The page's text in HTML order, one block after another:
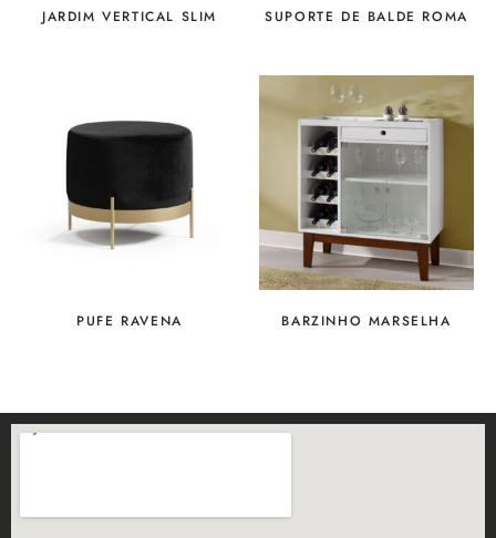
JARDIM VERTICAL SLIM SUPORTE DE BALDE ROMA
PUFE RAVENA BARZINHO MARSELHA